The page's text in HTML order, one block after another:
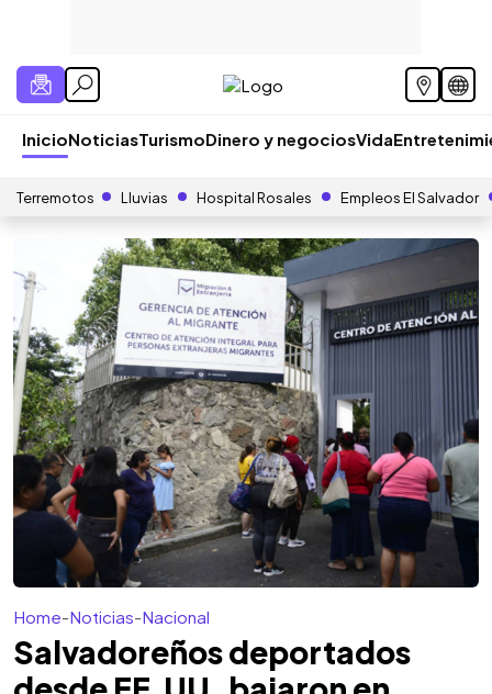
InicioNoticiasTurismoDinero y negociosVida
Terremotos Lluvias Hospital Rosales Empleos El Salvador
Home-Noticias-Nacional
Salvadoreños deportados